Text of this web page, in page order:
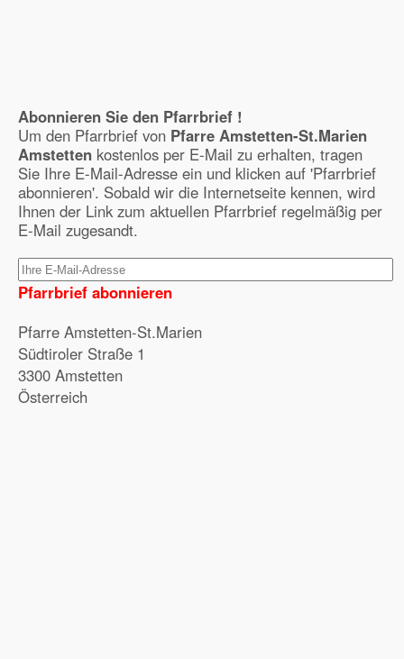
Abonnieren Sie den Pfarrbrief !
Um den Pfarrbrief von Pfarre Amstetten-St.Marien
Amstetten kostenlos per E-Mail zu erhalten, tragen
Sie Ihre E-Mail-Adresse ein und klicken auf 'Pfarrbrief
abonnieren'. Sobald wir die Internetseite kennen, wird
Ihnen der Link zum aktuellen Pfarrbrief regelmäßig per
E-Mail zugesandt.
Pfarrbrief abonnieren
Pfarre Amstetten-St.Marien
Südtiroler Straße 1
3300 Amstetten
Österreich